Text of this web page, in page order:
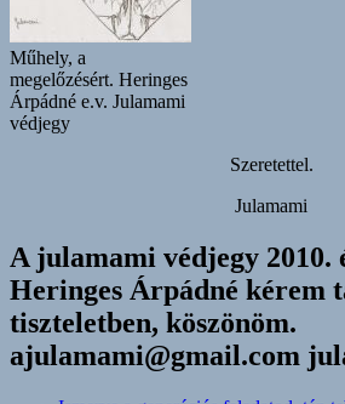
Műhely, a
megelőzésért. Heringes
Árpádné e.v. Julamami
védjegy
Szeretettel.
Julamami
A julamami védjegy 2010.
Heringes Árpádné kérem
tiszteletben, köszönöm.
ajulamami@gmail.com